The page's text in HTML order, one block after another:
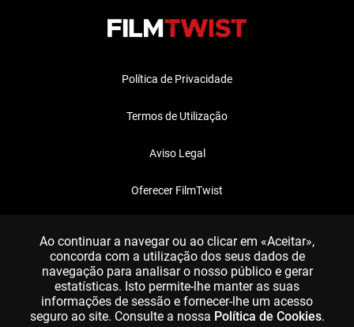
Política de Privacidade
Termos de Utilização
Aviso Legal
Oferecer FilmTwist
Ao continuar a navegar ou ao clicar em «Aceitar»,
concorda com a utilização dos seus dados de
navegação para analisar o nosso público e gerar
estatísticas. Isto permite-lhe manter as suas
informações de sessão e fornecer-lhe um acesso
seguro ao site. Consulte a nossa Política de Cookies.